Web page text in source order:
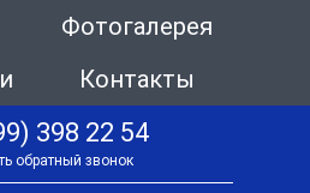
Фотогалерея
Контакты
398 22 54
обратный звонок